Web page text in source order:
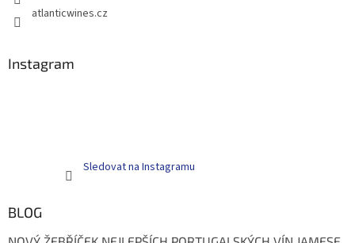
atlanticwines.cz
Instagram
Sledovat na Instagramu
BLOG